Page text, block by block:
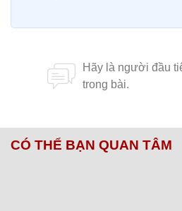
CÓ THỂ BẠN QUAN TÂM